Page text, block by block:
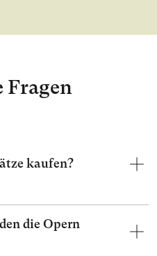
Fragen
kaufen?
die Opern